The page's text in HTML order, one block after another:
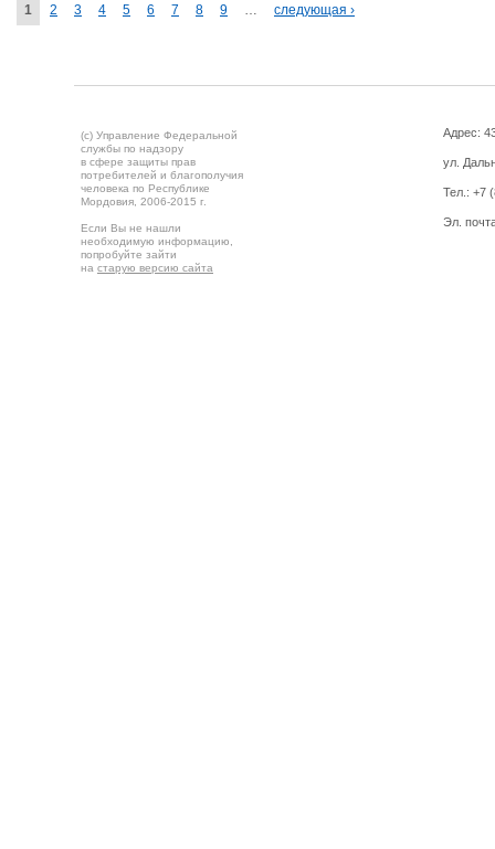
1 2 3 4 5 6 7 8 9 следующая ›
(c) Управление Федеральной
службы по надзору
в сфере защиты прав
потребителей и благополучия
человека по Республике
Мордовия, 2006-2015 г.
Если Вы не нашли
необходимую информацию,
попробуйте зайти
на старую версию сайта
Адрес:
ул.
Тел.: +7
Эл.